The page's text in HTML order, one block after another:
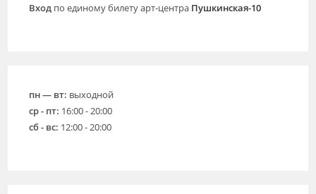
Вход по единому билету арт-центра Пушкинская-10
пн — вт: выходной
ср - пт: 16:00 - 20:00
сб - вс: 12:00 - 20:00